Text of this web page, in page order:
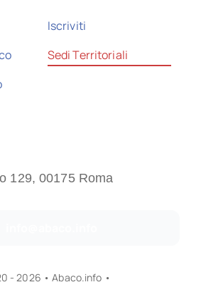
Iscriviti
Sedi Territoriali
129, 00175 Roma
- 2026 • Abaco.info •